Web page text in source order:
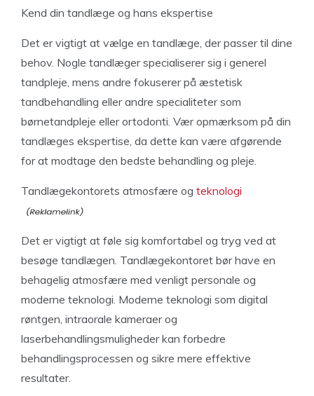
Kend din tandlæge og hans ekspertise
Det er vigtigt at vælge en tandlæge, der passer til dine
behov. Nogle tandlæger specialiserer sig i generel
tandpleje, mens andre fokuserer på æstetisk
tandbehandling eller andre specialiteter som
børnetandpleje eller ortodonti. Vær opmærksom på din
tandlæges ekspertise, da dette kan være afgørende
for at modtage den bedste behandling og pleje.
Tandlægekontorets atmosfære og teknologi
Det er vigtigt at føle sig komfortabel og tryg ved at
besøge tandlægen. Tandlægekontoret bør have en
behagelig atmosfære med venligt personale og
moderne teknologi. Moderne teknologi som digital
røntgen, intraorale kameraer og
laserbehandlingsmuligheder kan forbedre
behandlingsprocessen og sikre mere effektive
resultater.